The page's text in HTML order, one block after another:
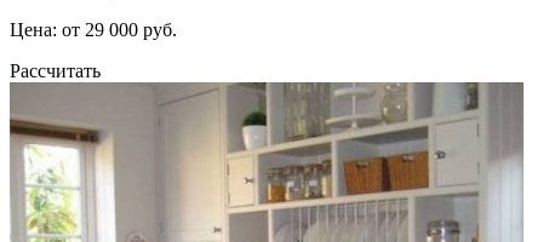
Цена: от 29 000 руб.
Рассчитать